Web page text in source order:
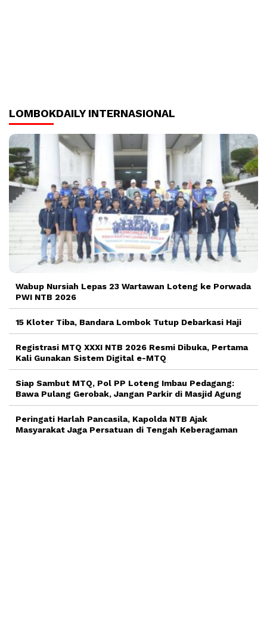
LOMBOKDAILY INTERNASIONAL
Wabup Nursiah Lepas 23 Wartawan Loteng ke Porwada
PWI NTB 2026
15 Kloter Tiba, Bandara Lombok Tutup Debarkasi Haji
Registrasi MTQ XXXI NTB 2026 Resmi Dibuka, Pertama
Kali Gunakan Sistem Digital e-MTQ
Siap Sambut MTQ, Pol PP Loteng Imbau Pedagang:
Bawa Pulang Gerobak, Jangan Parkir di Masjid Agung
Peringati Harlah Pancasila, Kapolda NTB Ajak
Masyarakat Jaga Persatuan di Tengah Keberagaman